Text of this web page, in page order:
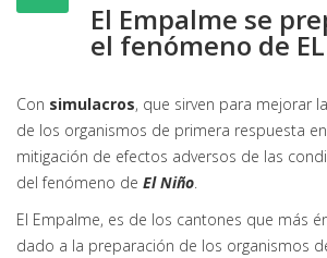
El Empalme se
el fenómeno de
Con simulacros, que sirven para mejorar
de los organismos de primera respuesta
mitigación de efectos adversos de las
del fenómeno de El Niño.
El Empalme, es de los cantones que más
dado a la preparación de los organismos